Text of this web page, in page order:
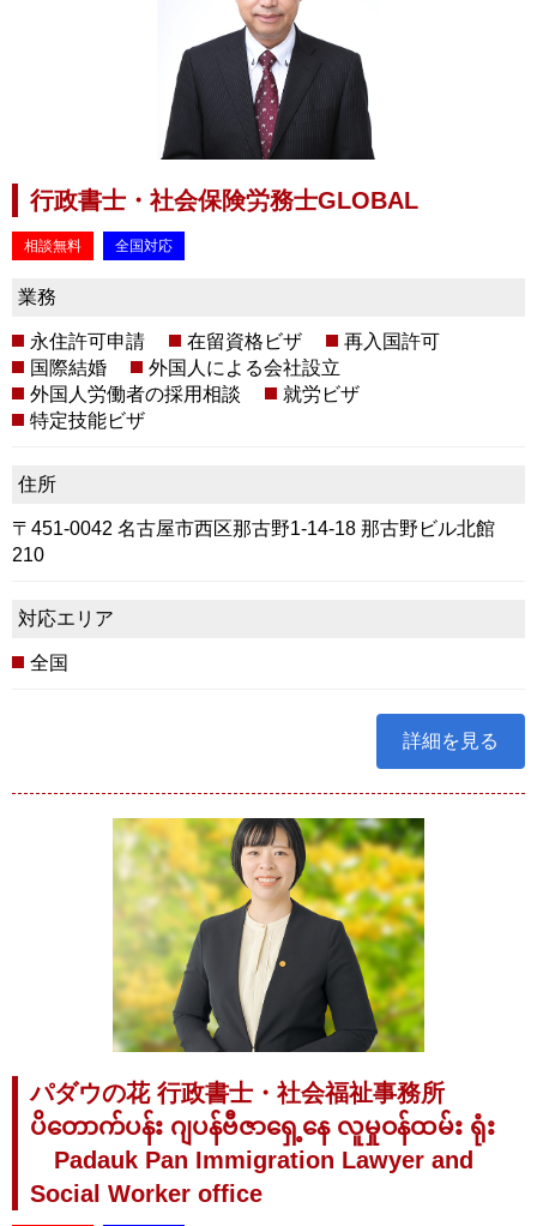
行政書士・社会保険労務士GLOBAL
相談無料 全国対応
業務
永住許可申請 在留資格ビザ
再入国許可
国際結婚
外国人による会社設立
外国人労働者の採用相談
就労ビザ
特定技能ビザ
住所
〒451-0042 名古屋市西区那古野1-14-18 那古野ビル北館
210
対応エリア
全国
詳細を見る
パダウの花 行政書士・社会福祉事務所
ပိတောက်ပန်း ဂျပန်ဗီဇာရှေ့နေ လူမှုဝန်ထမ်း ရုံး
Padauk Pan Immigration Lawyer and
Social Worker office